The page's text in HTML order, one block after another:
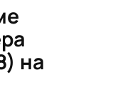
на